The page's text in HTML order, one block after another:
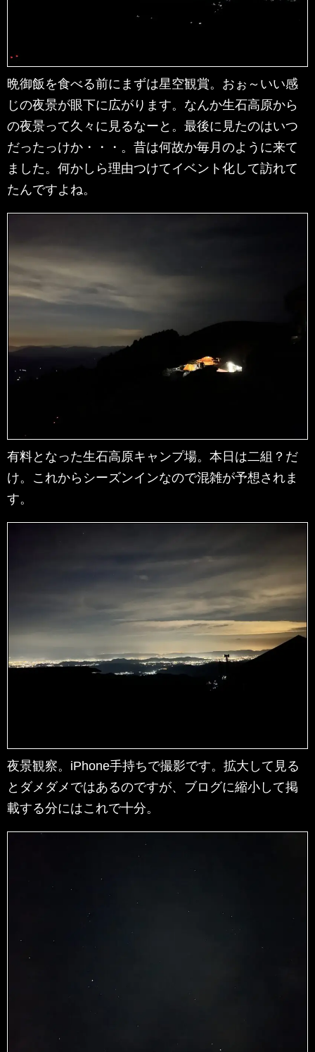
晩御飯を食べる前にまずは星空観賞。おぉ～いい感
じの夜景が眼下に広がります。なんか生石高原から
の夜景って久々に見るなーと。最後に見たのはいつ
だったっけか・・・。昔は何故か毎月のように来て
ました。何かしら理由つけてイベント化して訪れて
たんですよね。
有料となった生石高原キャンプ場。本日は二組？だ
け。これからシーズンインなので混雑が予想されま
す。
夜景観察。iPhone手持ちで撮影です。拡大して見る
とダメダメではあるのですが、ブログに縮小して掲
載する分にはこれで十分。